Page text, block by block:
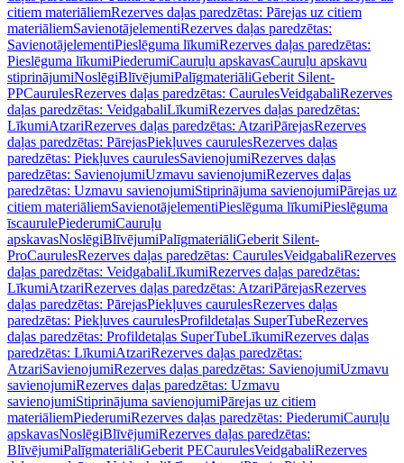
citiem materiāliemRezerves daļas paredzētas: Pārejas uz citiem
materiāliemSavienotājelementiRezerves daļas paredzētas:
SavienotājelementiPieslēguma līkumiRezerves daļas paredzētas:
Pieslēguma līkumiPiederumiCauruļu apskavasCauruļu apskavu
stiprinājumiNoslēgiBlīvējumiPalīgmateriāliGeberit Silent-
PPCaurulesRezerves daļas paredzētas: CaurulesVeidgabaliRezerves
daļas paredzētas: VeidgabaliLīkumiRezerves daļas paredzētas:
LīkumiAtzariRezerves daļas paredzētas: AtzariPārejasRezerves
daļas paredzētas: PārejasPiekļuves caurulesRezerves daļas
paredzētas: Piekļuves caurulesSavienojumiRezerves daļas
paredzētas: SavienojumiUzmavu savienojumiRezerves daļas
paredzētas: Uzmavu savienojumiStiprinājuma savienojumiPārejas uz
citiem materiāliemSavienotājelementiPieslēguma līkumiPieslēguma
īscaurulePiederumiCauruļu
apskavasNoslēgiBlīvējumiPalīgmateriāliGeberit Silent-
ProCaurulesRezerves daļas paredzētas: CaurulesVeidgabaliRezerves
daļas paredzētas: VeidgabaliLīkumiRezerves daļas paredzētas:
LīkumiAtzariRezerves daļas paredzētas: AtzariPārejasRezerves
daļas paredzētas: PārejasPiekļuves caurulesRezerves daļas
paredzētas: Piekļuves caurulesProfildetaļas SuperTubeRezerves
daļas paredzētas: Profildetaļas SuperTubeLīkumiRezerves daļas
paredzētas: LīkumiAtzariRezerves daļas paredzētas:
AtzariSavienojumiRezerves daļas paredzētas: SavienojumiUzmavu
savienojumiRezerves daļas paredzētas: Uzmavu
savienojumiStiprinājuma savienojumiPārejas uz citiem
materiāliemPiederumiRezerves daļas paredzētas: PiederumiCauruļu
apskavasNoslēgiBlīvējumiRezerves daļas paredzētas:
BlīvējumiPalīgmateriāliGeberit PECaurulesVeidgabaliRezerves